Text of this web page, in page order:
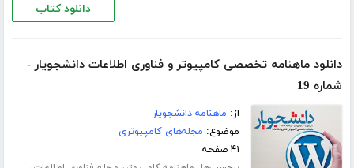
دانلود کتاب
دانلود ماهنامه تخصصی کامپیوتر و فناوری اطلاعات دانشجویار -
شماره 19
از: ماهنامه دانشجویار
موضوع: مجله‌های کامپیوتری
۴۱ صفحه